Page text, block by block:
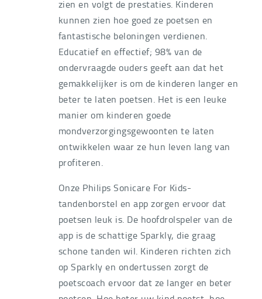
zien en volgt de prestaties. Kinderen
kunnen zien hoe goed ze poetsen en
fantastische beloningen verdienen.
Educatief en effectief; 98% van de
ondervraagde ouders geeft aan dat het
gemakkelijker is om de kinderen langer en
beter te laten poetsen. Het is een leuke
manier om kinderen goede
mondverzorgingsgewoonten te laten
ontwikkelen waar ze hun leven lang van
profiteren.
Onze Philips Sonicare For Kids-
tandenborstel en app zorgen ervoor dat
poetsen leuk is. De hoofdrolspeler van de
app is de schattige Sparkly, die graag
schone tanden wil. Kinderen richten zich
op Sparkly en ondertussen zorgt de
poetscoach ervoor dat ze langer en beter